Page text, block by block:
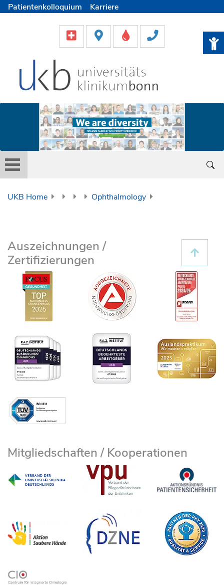
Patientenkolloquium Karriere
UKB Home Ophthalmology
Auszeichnungen /
Zertifizierungen
Mitgliedschaften / Kooperationen